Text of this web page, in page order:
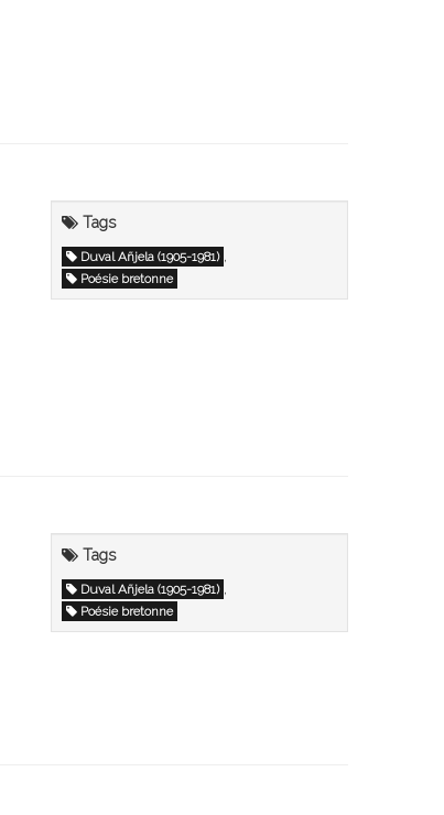
Tags
Duval Añjela (1905-1981) ,
Poésie bretonne
Tags
Duval Añjela (1905-1981) ,
Poésie bretonne